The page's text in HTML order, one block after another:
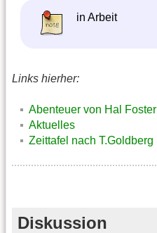
in Arbeit
Links hierher:
Abenteuer von Hal Foster
Aktuelles
Zeittafel nach T.Goldberg
Diskussion